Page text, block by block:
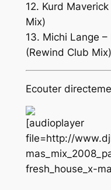
12. Kurd
Mix)
13. Michi Lange
(Rewind Club Mix)
Ecouter
[audioplayer
file=http://
fresh_house_x-